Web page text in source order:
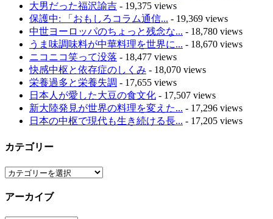
大男だった福沢諭吉 - 19,375 views
保護中: 「おもしろコラム通信... - 19,369 views
中世ヨーロッパのちょっと残念な... - 18,780 views
うま味調味料が中華料理を世界に... - 18,670 views
ニコニコ笑って没落 - 18,477 views
快感中枢と依存症のしくみ - 18,070 views
栄養過多と栄養失調 - 17,655 views
日本人が愛した大豆の食文化 - 17,507 views
新大陸発見が世界の料理を変えた... - 17,296 views
日本の中枢で現代も生き続ける長... - 17,205 views
カテゴリー
カ
ゴ
アーカイブ